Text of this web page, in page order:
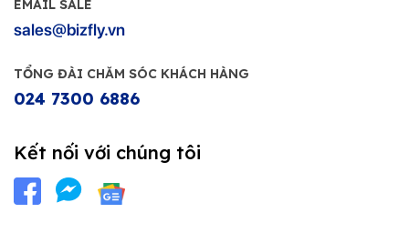
EMAIL SALE
sales@bizfly.vn
TỔNG ĐÀI CHĂM SÓC KHÁCH HÀNG
024 7300 6886
Kết nối với chúng tôi